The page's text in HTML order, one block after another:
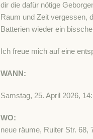
dir die dafür nötige
Raum und Zeit vergessen,
Batterien wieder ein
Ich freue mich auf eine
WANN:
Samstag, 25. April 2026,
WO:
neue räume, Ruiter Str. 68,